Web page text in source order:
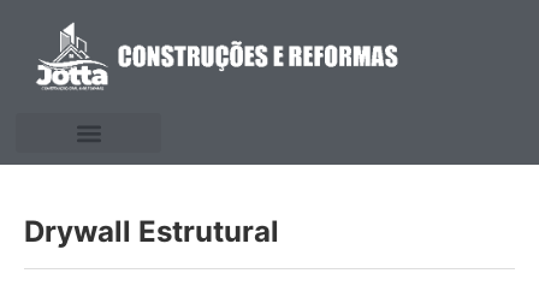
Drywall Estrutural